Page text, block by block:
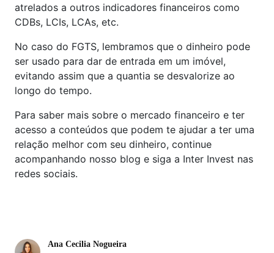
atrelados a outros indicadores financeiros como
CDBs, LCIs, LCAs, etc.
No caso do FGTS, lembramos que o dinheiro pode
ser usado para dar de entrada em um imóvel,
evitando assim que a quantia se desvalorize ao
longo do tempo.
Para saber mais sobre o mercado financeiro e ter
acesso a conteúdos que podem te ajudar a ter uma
relação melhor com seu dinheiro, continue
acompanhando nosso blog e siga a Inter Invest nas
redes sociais.
Ana Cecilia Nogueira